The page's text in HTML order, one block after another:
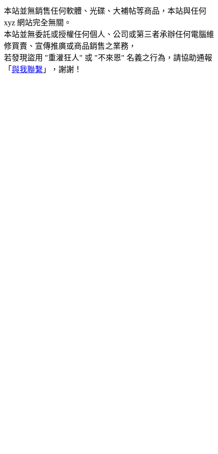
本站並無銷售任何軟體、光碟、大補帖等商品，本站與任何
xyz 網站完全無關。
本站並無委託或授權任何個人、公司或第三者承辦任何電腦維
修買賣、宣傳推廣或商品銷售之業務，
若發現盜用 "重灌狂人" 或 "不來恩" 名義之行為，請協助通報
「 與我聯繫 」，謝謝！